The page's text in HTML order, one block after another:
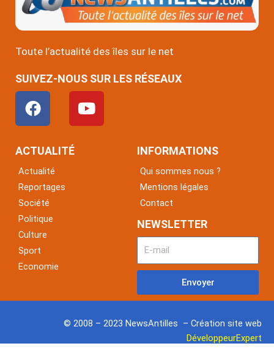
Toute l’actualité des îles sur le net
SUIVEZ-NOUS SUR LES RÉSEAUX
F
a
c
e
o
o
k
Y
o
u
ACTUALITÉ
Actualité
Reportages
Société
Politique
Culture
Sport
Economie
INFORMATIONS
Qui sommes nous ?
Mentions légales
Contact
NEWSLETTER
Envoyer
© 2008 – 2023 NewsAntilles – Création site web
DéveloppeurExpert